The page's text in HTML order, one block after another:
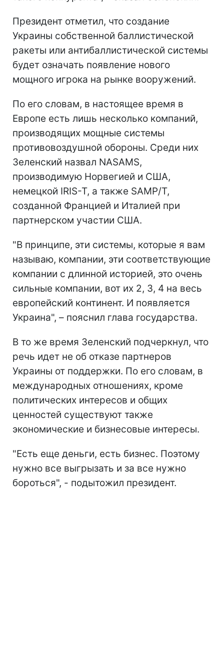
Президент отметил, что создание
Украины собственной баллистической
ракеты или антибаллистической системы
будет означать появление нового
мощного игрока на рынке вооружений.
По его словам, в настоящее время в
Европе есть лишь несколько компаний,
производящих мощные системы
противовоздушной обороны. Среди них
Зеленский назвал NASAMS,
производимую Норвегией и США,
немецкой IRIS-T, а также SAMP/T,
созданной Францией и Италией при
партнерском участии США.
"В принципе, эти системы, которые я вам
называю, компании, эти соответствующие
компании с длинной историей, это очень
сильные компании, вот их 2, 3, 4 на весь
европейский континент. И появляется
Украина", – пояснил глава государства.
В то же время Зеленский подчеркнул, что
речь идет не об отказе партнеров
Украины от поддержки. По его словам, в
международных отношениях, кроме
политических интересов и общих
ценностей существуют также
экономические и бизнесовые интересы.
"Есть еще деньги, есть бизнес. Поэтому
нужно все выгрызать и за все нужно
бороться", - подытожил президент.